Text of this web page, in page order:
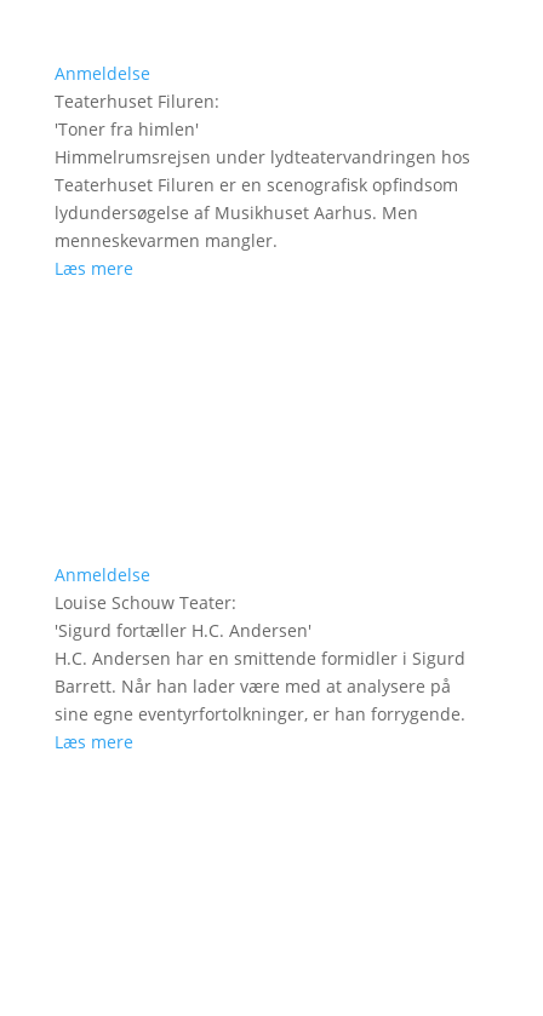
Anmeldelse
Teaterhuset Filuren:
'Toner fra himlen'
Himmelrumsrejsen under lydteatervandringen hos
Teaterhuset Filuren er en scenografisk opfindsom
lydundersøgelse af Musikhuset Aarhus. Men
menneskevarmen mangler.
Læs mere
Anmeldelse
Louise Schouw Teater:
'Sigurd fortæller H.C. Andersen'
H.C. Andersen har en smittende formidler i Sigurd
Barrett. Når han lader være med at analysere på
sine egne eventyrfortolkninger, er han forrygende.
Læs mere